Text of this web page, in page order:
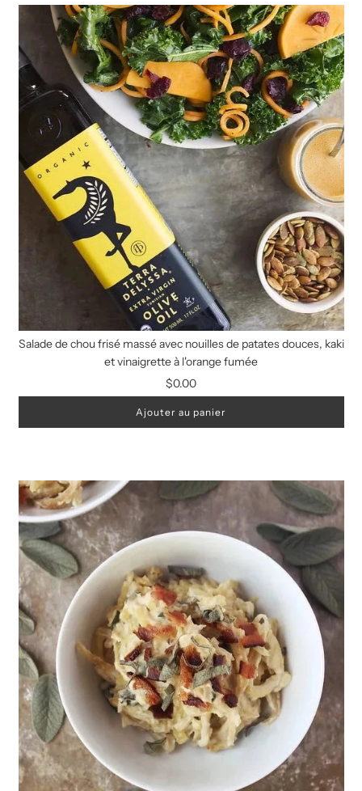
Salade de chou frisé massé avec nouilles de patates douces, kaki
et vinaigrette à l'orange fumée
$0.00
Ajouter au panier